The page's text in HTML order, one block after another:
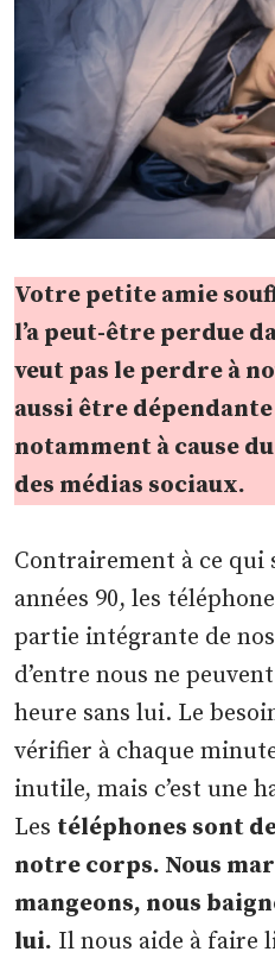
Votre petite amie
l’a peut-être perdue
veut pas le perdre à
aussi être
notamment à cause
des médias sociaux.
Contrairement à ce qui
années 90, les
partie intégrante de
d’entre nous ne
heure sans lui. Le
vérifier à chaque
inutile, mais c’est une
Les téléphones sont
notre corps. Nous
mangeons, nous
lui. Il nous aide à faire